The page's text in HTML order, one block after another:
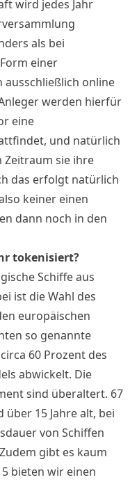
wird jedes Jahr
als bei
einer
ausschließlich online
werden hierfür
eine
und natürlich
sie ihre
das erfolgt natürlich
keiner einen
dann noch in den
tokenisiert?
Schiffe aus
ist die Wahl des
europäischen
so genannte
60 Prozent des
abwickelt. Die
sind überaltert. 67
15 Jahre alt, bei
von Schiffen
gibt es kaum
bieten wir einen